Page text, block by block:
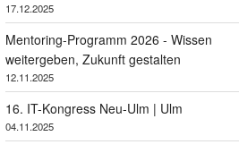
17.12.2025
Mentoring-Programm 2026 - Wissen
weitergeben, Zukunft gestalten
12.11.2025
16. IT-Kongress Neu-Ulm | Ulm
04.11.2025